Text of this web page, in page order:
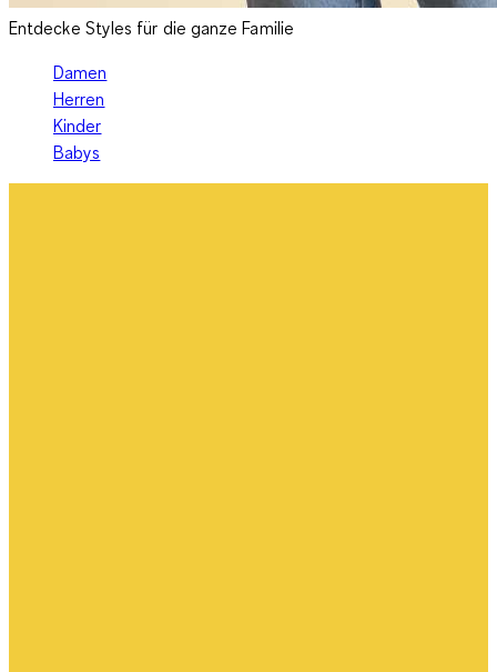
Entdecke Styles für die ganze Familie
Damen
Herren
Kinder
Babys